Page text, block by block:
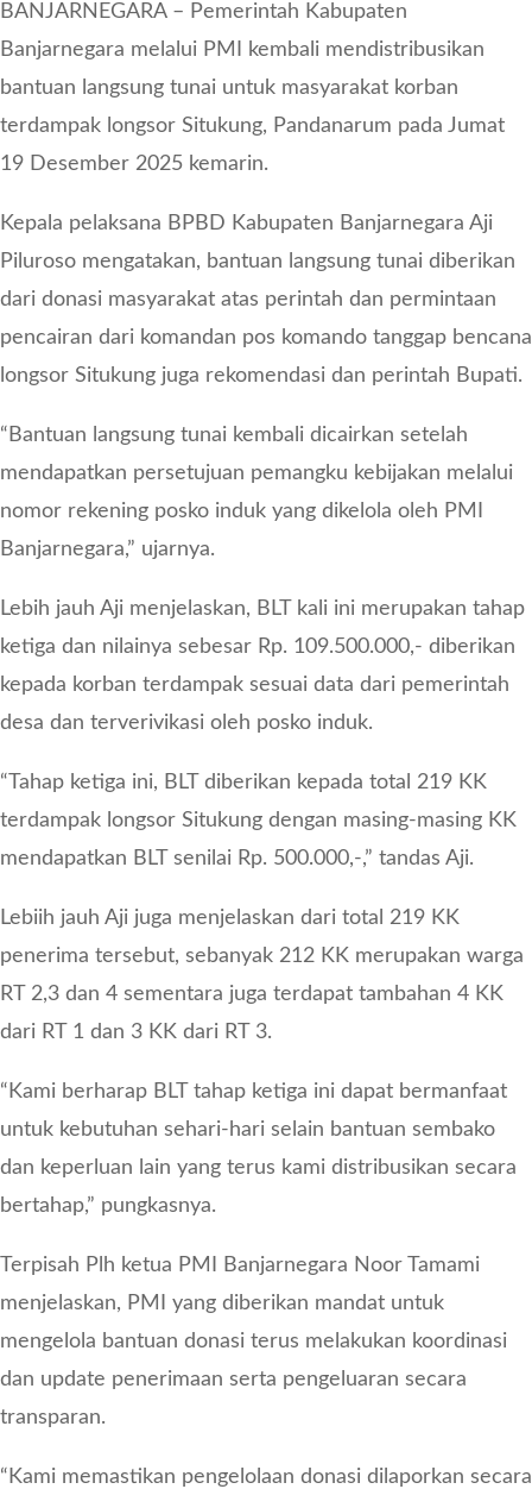
BANJARNEGARA – Pemerintah Kabupaten
Banjarnegara melalui PMI kembali mendistribusikan
bantuan langsung tunai untuk masyarakat korban
terdampak longsor Situkung, Pandanarum pada Jumat
19 Desember 2025 kemarin.
Kepala pelaksana BPBD Kabupaten Banjarnegara Aji
Piluroso mengatakan, bantuan langsung tunai diberikan
dari donasi masyarakat atas perintah dan permintaan
pencairan dari komandan pos komando tanggap bencana
longsor Situkung juga rekomendasi dan perintah Bupati.
“Bantuan langsung tunai kembali dicairkan setelah
mendapatkan persetujuan pemangku kebijakan melalui
nomor rekening posko induk yang dikelola oleh PMI
Banjarnegara,” ujarnya.
Lebih jauh Aji menjelaskan, BLT kali ini merupakan tahap
ketiga dan nilainya sebesar Rp. 109.500.000,- diberikan
kepada korban terdampak sesuai data dari pemerintah
desa dan terverivikasi oleh posko induk.
“Tahap ketiga ini, BLT diberikan kepada total 219 KK
terdampak longsor Situkung dengan masing-masing KK
mendapatkan BLT senilai Rp. 500.000,-,” tandas Aji.
Lebiih jauh Aji juga menjelaskan dari total 219 KK
penerima tersebut, sebanyak 212 KK merupakan warga
RT 2,3 dan 4 sementara juga terdapat tambahan 4 KK
dari RT 1 dan 3 KK dari RT 3.
“Kami berharap BLT tahap ketiga ini dapat bermanfaat
untuk kebutuhan sehari-hari selain bantuan sembako
dan keperluan lain yang terus kami distribusikan secara
bertahap,” pungkasnya.
Terpisah Plh ketua PMI Banjarnegara Noor Tamami
menjelaskan, PMI yang diberikan mandat untuk
mengelola bantuan donasi terus melakukan koordinasi
dan update penerimaan serta pengeluaran secara
transparan.
“Kami memastikan pengelolaan donasi dilaporkan secara